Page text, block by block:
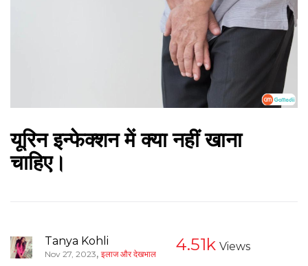
यूरिन इन्फेक्शन में क्या नहीं खाना
चाहिए।
Tanya Kohli
Nov 27, 2023, इलाज और देखभाल 4.51k Views